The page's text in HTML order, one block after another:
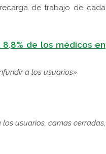
de trabajo de cada
de los médicos en
a los usuarios»
usuarios, camas cerradas,